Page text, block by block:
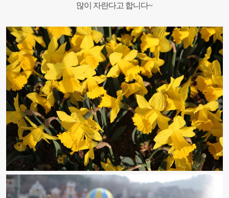
많이 자란다고 합니다~